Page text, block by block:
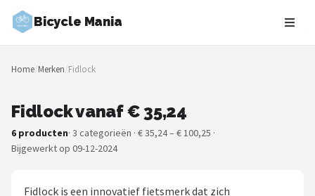
Bicycle Mania
Zoeken
NAVIGATIE
Merken
Home/Merken/Fidlock
Fidlock vanaf € 35,24
6 producten· 3 categorieën · € 35,24 – € 100,25 ·
Bijgewerkt op 09-12-2024
Fidlock is een innovatief fietsmerk dat zich